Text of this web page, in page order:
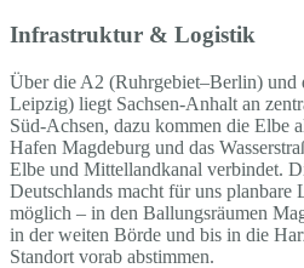
Infrastruktur & Logistik
Über die A2 (Ruhrgebiet–Berlin) und
Leipzig) liegt Sachsen-Anhalt an
Süd-Achsen, dazu kommen die Elbe
Hafen Magdeburg und das
Elbe und Mittellandkanal verbindet.
Deutschlands macht für uns
möglich – in den Ballungsräumen
in der weiten Börde und bis in die
Standort vorab abstimmen.